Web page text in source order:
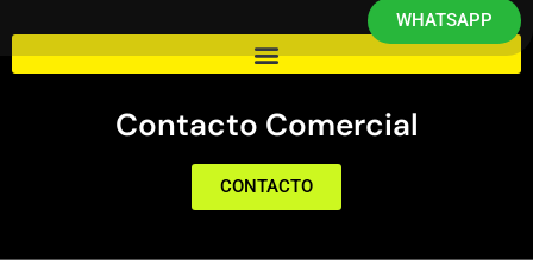
Contacto Comercial
CONTACTO
WHATSAPP